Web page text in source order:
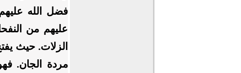
فضل الله
عليهم من
الزلات. حيث
مردة الجان.